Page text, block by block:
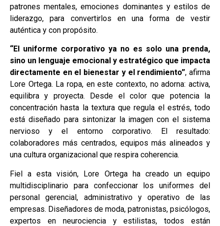
patrones mentales, emociones dominantes y estilos de
liderazgo, para convertirlos en una forma de vestir
auténtica y con propósito.
“El uniforme corporativo ya no es solo una prenda,
sino un lenguaje emocional y estratégico que impacta
directamente en el bienestar y el rendimiento”, afirma
Lore Ortega. La ropa, en este contexto, no adorna: activa,
equilibra y proyecta. Desde el color que potencia la
concentración hasta la textura que regula el estrés, todo
está diseñado para sintonizar la imagen con el sistema
nervioso y el entorno corporativo. El resultado:
colaboradores más centrados, equipos más alineados y
una cultura organizacional que respira coherencia.
Fiel a esta visión, Lore Ortega ha creado un equipo
multidisciplinario para confeccionar los uniformes del
personal gerencial, administrativo y operativo de las
empresas. Diseñadores de moda, patronistas, psicólogos,
expertos en neurociencia y estilistas, todos están